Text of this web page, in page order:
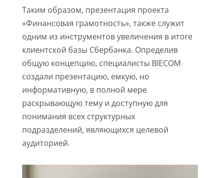
Таким образом, презентация проекта
«Финансовая грамотность», также служит
одним из инструментов увеличения в итоге
клиентской базы Сбербанка. Определив
общую концепцию, специалисты BIECOM
создали презентацию, емкую, но
информативную, в полной мере
раскрывающую тему и доступную для
понимания всех структурных
подразделений, являющихся целевой
аудиторией.